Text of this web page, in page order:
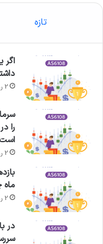
تازه
2 روز پیش
را
2 روز پیش
2 روز پیش
در